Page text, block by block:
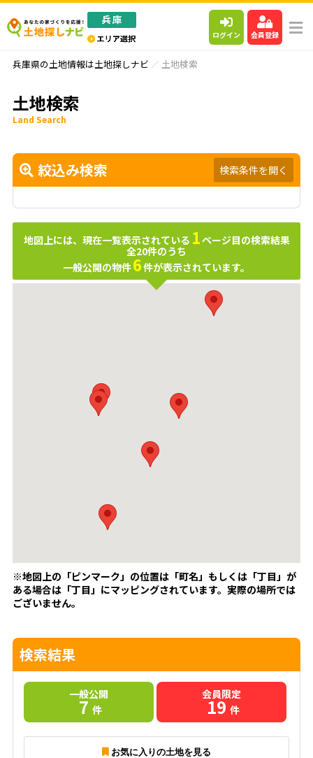
ログイン 会員登録
兵庫県の土地情報は土地探しナビ 土地検索
土地検索
Land Search
絞込み検索 検索条件を開く
地図上には、現在一覧表示されている 1ページ目の検索結果
全20件のうち
一般公開の物件6件が表示されています。
※地図上の「ピンマーク」の位置は「町名」もしくは「丁目」が
ある場合は「丁目」にマッピングされています。 実際の場所では
ございません。
検索結果
一般公開
7 件
会員限定
19 件
お気に入りの土地を見る